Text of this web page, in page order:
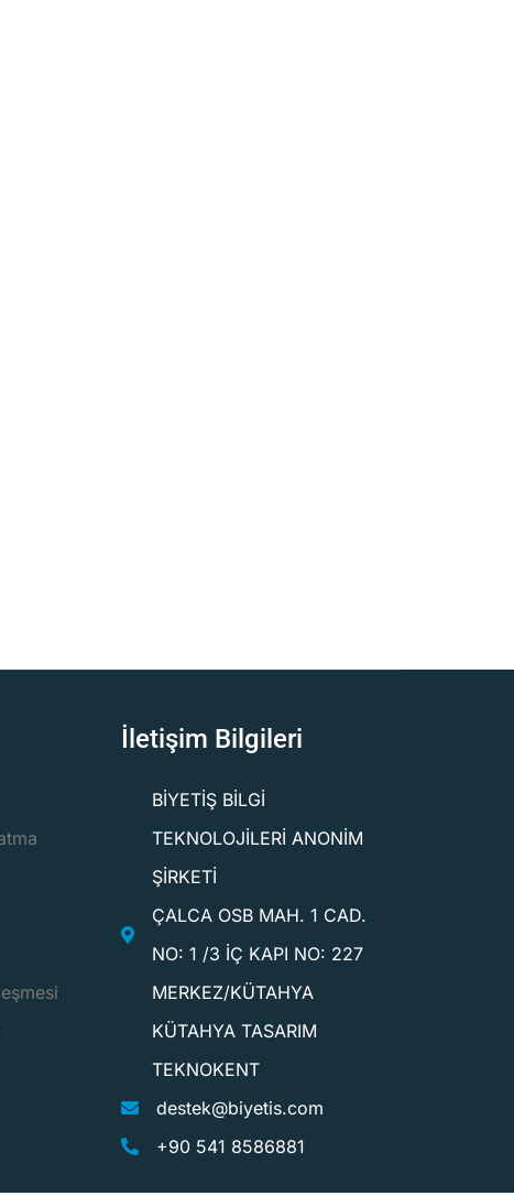
İletişim Bilgileri
BİYETİŞ BİLGİ
TEKNOLOJİLERİ ANONİM
ŞİRKETİ
ÇALCA OSB MAH. 1 CAD.
NO: 1 /3 İÇ KAPI NO: 227
MERKEZ/KÜTAHYA
KÜTAHYA TASARIM
TEKNOKENT
destek@biyetis.com
+90 541 8586881